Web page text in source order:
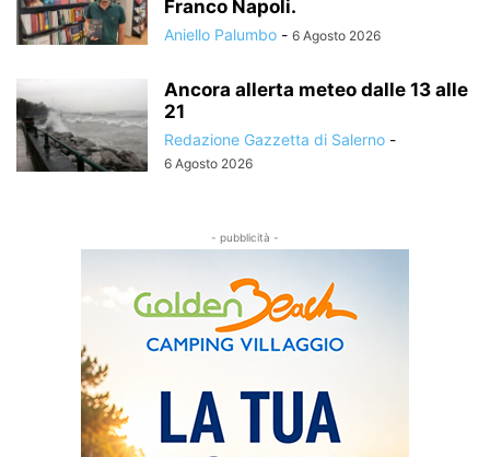
Franco Napoli.
Aniello Palumbo - 6 Agosto 2026
Ancora allerta meteo dalle 13 alle
21
Redazione Gazzetta di Salerno -
6 Agosto 2026
- pubblicità -